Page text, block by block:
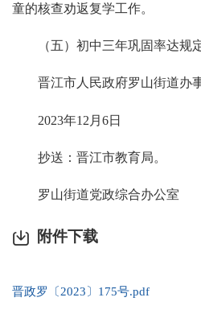
童的核查劝返复学工作。
（五）初中三年巩固率达规定
晋江市人民政府罗山街道办
2023年12月6日
抄送：晋江市教育局。
罗山街道党政综合办公
附件下载
晋政罗〔2023〕175号.pdf